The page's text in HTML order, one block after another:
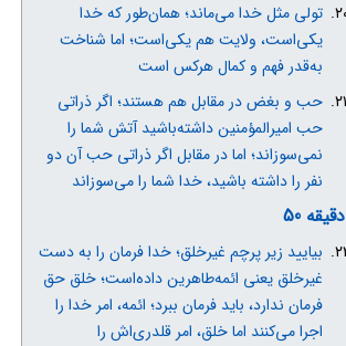
تولی مثل خدا می‌ماند؛ همان‌طور که خدا
یکی‌است، ولایت هم یکی‌است؛ اما شناخت
به‌قدر فهم و کمال هرکس است
حب و بغض در مقابل هم هستند؛ اگر ذراتی
حب امیرالمؤمنین داشته‌باشید آتش شما را
نمی‌سوزاند؛ اما در مقابل اگر ذراتی حب آن دو
نفر را داشته باشید، خدا شما را می‌سوزاند
دقیقه 50
بیایید زیر پرچم غیرخلق؛ خدا فرمان را به دست
غیرخلق یعنی ائمه‌طاهرین داده‌است؛ خلق حق
فرمان ندارد، باید فرمان ببرد؛ ائمه، امر خدا را
اجرا می‌کنند اما خلق، امر قلدری‌اش را